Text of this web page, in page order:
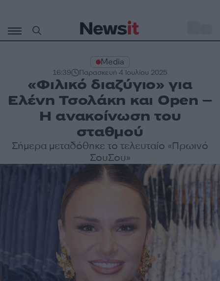
περιεχόμενο
Media
16:39 Παρασκευή 4 Ιουλίου 2025
«Φιλικό διαζύγιο» για
Ελένη Τσολάκη και Open –
Η ανακοίνωση του
σταθμού
Σήμερα μεταδόθηκε το τελευταίο «Πρωινό
ΣουΣου»